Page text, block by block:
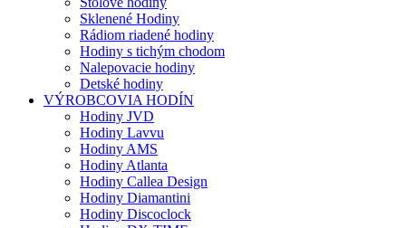
Sklenené Hodiny
Rádiom riadené hodiny
Hodiny s tichým chodom
Nalepovacie hodiny
Detské hodiny
VÝROBCOVIA HODÍN
Hodiny JVD
Hodiny Lavvu
Hodiny AMS
Hodiny Atlanta
Hodiny Callea Design
Hodiny Diamantini
Hodiny Discoclock